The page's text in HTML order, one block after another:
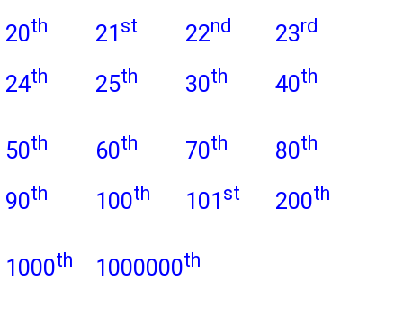
20th 21 st 22nd 23rd
24th 25th 30th 40th
50th 60th 70th 80th
90th 100th 101 st 200th
1000th 1000000th